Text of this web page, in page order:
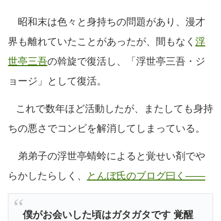
昭和末は色々と身持ちの問題があり、漫才
界も離れていたことがあったが、間もなく 浮
世亭三吾の斡旋で復活し、「浮世亭三吾・ジ
ョージ」として復活。
これで数年ほど活動したが、またしても身持
ちの悪さでコンビを解消してしまっている。
弟弟子の浮世亭蜻蛉によると覚せい剤でや
らかしたらしく、
とんぼ氏のブログ曰く――
僕がお会いした頃はガタガタです 覚醒